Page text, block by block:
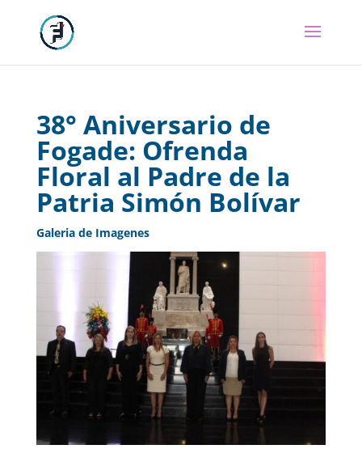
38° Aniversario de
Fogade: Ofrenda
Floral al Padre de la
Patria Simón Bolívar
Galeria de Imagenes